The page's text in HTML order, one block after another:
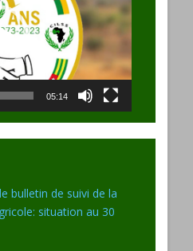
05:14
bulletin de suivi de la
situation au 30